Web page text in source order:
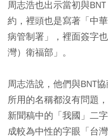
周志浩也出示當初與
約，裡頭也是寫著「中
病管制署」，裡面簽字
灣）衛福部」。
周志浩說，他們與BNT
所用的名稱都沒有問題
新聞稿中的「我國」二
成較為中性的字眼「台